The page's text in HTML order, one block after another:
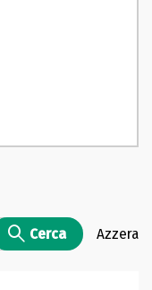
Cerca Azzera